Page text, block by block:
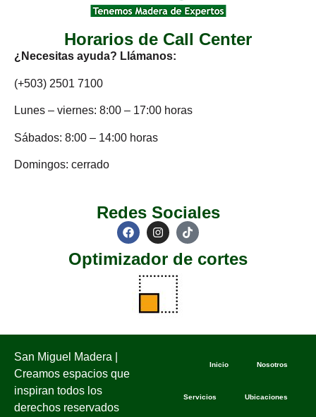
Horarios de Call Center
¿Necesitas ayuda? Llámanos:
(+503) 2501 7100
Lunes – viernes: 8:00 – 17:00 horas
Sábados: 8:00 – 14:00 horas
Domingos: cerrado
Redes Sociales
Optimizador de cortes
San Miguel Madera |
Creamos espacios que
inspiran todos los
derechos reservados
Inicio Nosotros
Servicios Ubicaciones